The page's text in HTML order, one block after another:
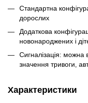
Стандартна
дорослих
Додаткова
новонароджених і
Сигналізація:
значення тривоги,
Характеристики